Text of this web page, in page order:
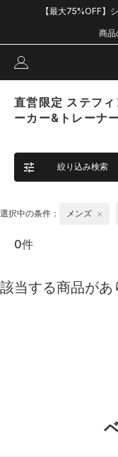
【最大75%OFF】
商品
直営限定 ステフ
ーカー&トレーナ
絞り込み検索
選択中の条件： メンズ
0件
該当する商品があ